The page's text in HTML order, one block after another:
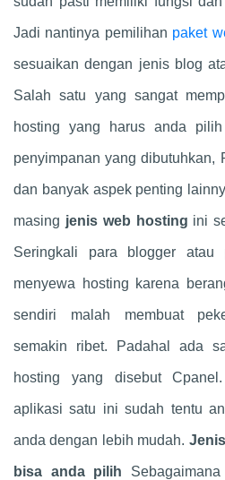
Jadi nantinya pemilihan paket
sesuaikan dengan jenis blog
Salah satu yang sangat
hosting yang harus anda
penyimpanan yang dibutuhkan,
dan banyak aspek penting
masing jenis web hosting ini
Seringkali para blogger atau
menyewa hosting karena
sendiri malah membuat
semakin ribet. Padahal ada
hosting yang disebut
aplikasi satu ini sudah tentu
anda dengan lebih mudah.
bisa anda pilih